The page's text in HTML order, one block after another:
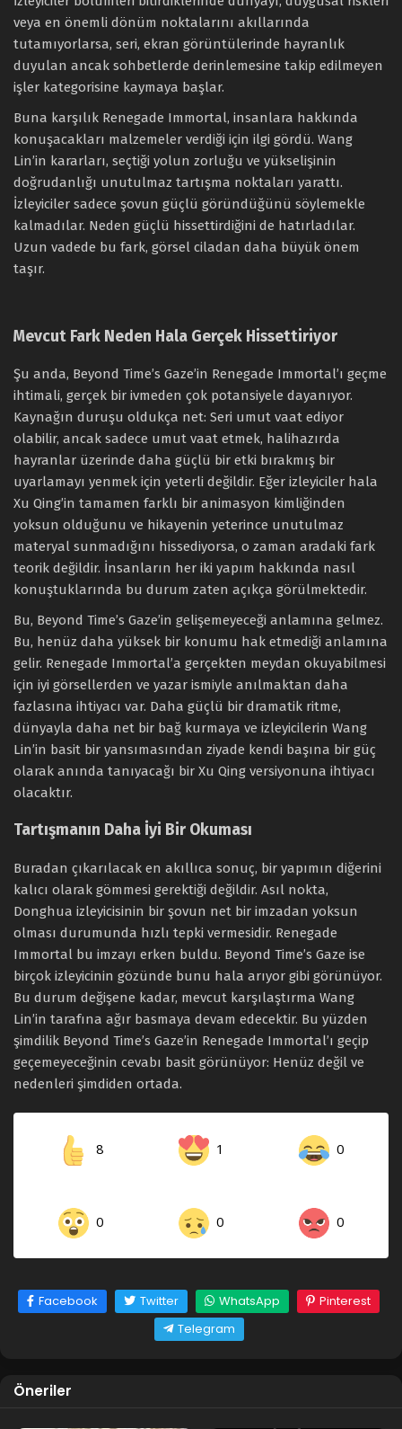
veya en önemli dönüm noktalarını akıllarında
tutamıyorlarsa, seri, ekran görüntülerinde hayranlık
duyulan ancak sohbetlerde derinlemesine takip edilmeyen
işler kategorisine kaymaya başlar.
Buna karşılık Renegade Immortal, insanlara hakkında
konuşacakları malzemeler verdiği için ilgi gördü. Wang
Lin’in kararları, seçtiği yolun zorluğu ve yükselişinin
doğrudanlığı unutulmaz tartışma noktaları yarattı.
İzleyiciler sadece şovun güçlü göründüğünü söylemekle
kalmadılar. Neden güçlü hissettirdiğini de hatırladılar.
Uzun vadede bu fark, görsel ciladan daha büyük önem
taşır.
Mevcut Fark Neden Hala Gerçek Hissettiriyor
Şu anda, Beyond Time’s Gaze’in Renegade Immortal’ı geçme
ihtimali, gerçek bir ivmeden çok potansiyele dayanıyor.
Kaynağın duruşu oldukça net: Seri umut vaat ediyor
olabilir, ancak sadece umut vaat etmek, halihazırda
hayranlar üzerinde daha güçlü bir etki bırakmış bir
uyarlamayı yenmek için yeterli değildir. Eğer izleyiciler hala
Xu Qing’in tamamen farklı bir animasyon kimliğinden
yoksun olduğunu ve hikayenin yeterince unutulmaz
materyal sunmadığını hissediyorsa, o zaman aradaki fark
teorik değildir. İnsanların her iki yapım hakkında nasıl
konuştuklarında bu durum zaten açıkça görülmektedir.
Bu, Beyond Time’s Gaze’in gelişemeyeceği anlamına gelmez.
Bu, henüz daha yüksek bir konumu hak etmediği anlamına
gelir. Renegade Immortal’a gerçekten meydan okuyabilmesi
için iyi görsellerden ve yazar ismiyle anılmaktan daha
fazlasına ihtiyacı var. Daha güçlü bir dramatik ritme,
dünyayla daha net bir bağ kurmaya ve izleyicilerin Wang
Lin’in basit bir yansımasından ziyade kendi başına bir güç
olarak anında tanıyacağı bir Xu Qing versiyonuna ihtiyacı
olacaktır.
Tartışmanın Daha İyi Bir Okuması
Buradan çıkarılacak en akıllıca sonuç, bir yapımın diğerini
kalıcı olarak gömmesi gerektiği değildir. Asıl nokta,
Donghua izleyicisinin bir şovun net bir imzadan yoksun
olması durumunda hızlı tepki vermesidir. Renegade
Immortal bu imzayı erken buldu. Beyond Time’s Gaze ise
birçok izleyicinin gözünde bunu hala arıyor gibi görünüyor.
Bu durum değişene kadar, mevcut karşılaştırma Wang
Lin’in tarafına ağır basmaya devam edecektir. Bu yüzden
şimdilik Beyond Time’s Gaze’in Renegade Immortal’ı geçip
geçemeyeceğinin cevabı basit görünüyor: Henüz değil ve
nedenleri şimdiden ortada.
8 1 0
0 0 0
Facebook Twitter WhatsApp
Pinterest
Telegram
Öneriler